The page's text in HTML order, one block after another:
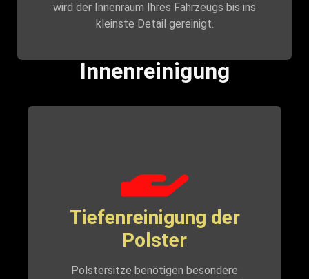
wird der Innenraum Ihres Fahrzeugs bis ins
kleinste Detail gereinigt.
Innenreinigung
Tiefenreinigung der
Polster
Polstersitze benötigen besondere